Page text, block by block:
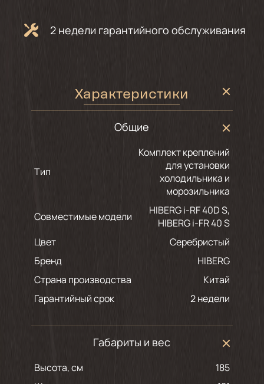
2 недели гарантийного обслуживания
Характеристики
Общие
Тип
Комплект креплений
для установки
холодильника и
морозильника
Совместимые модели
HIBERG i-RF 40D S,
HIBERG i-FR 40 S
Цвет
серебристый
Бренд
HIBERG
Страна производства
Китай
Гарантийный срок
2 недели
Габариты и вес
Высота, см
185